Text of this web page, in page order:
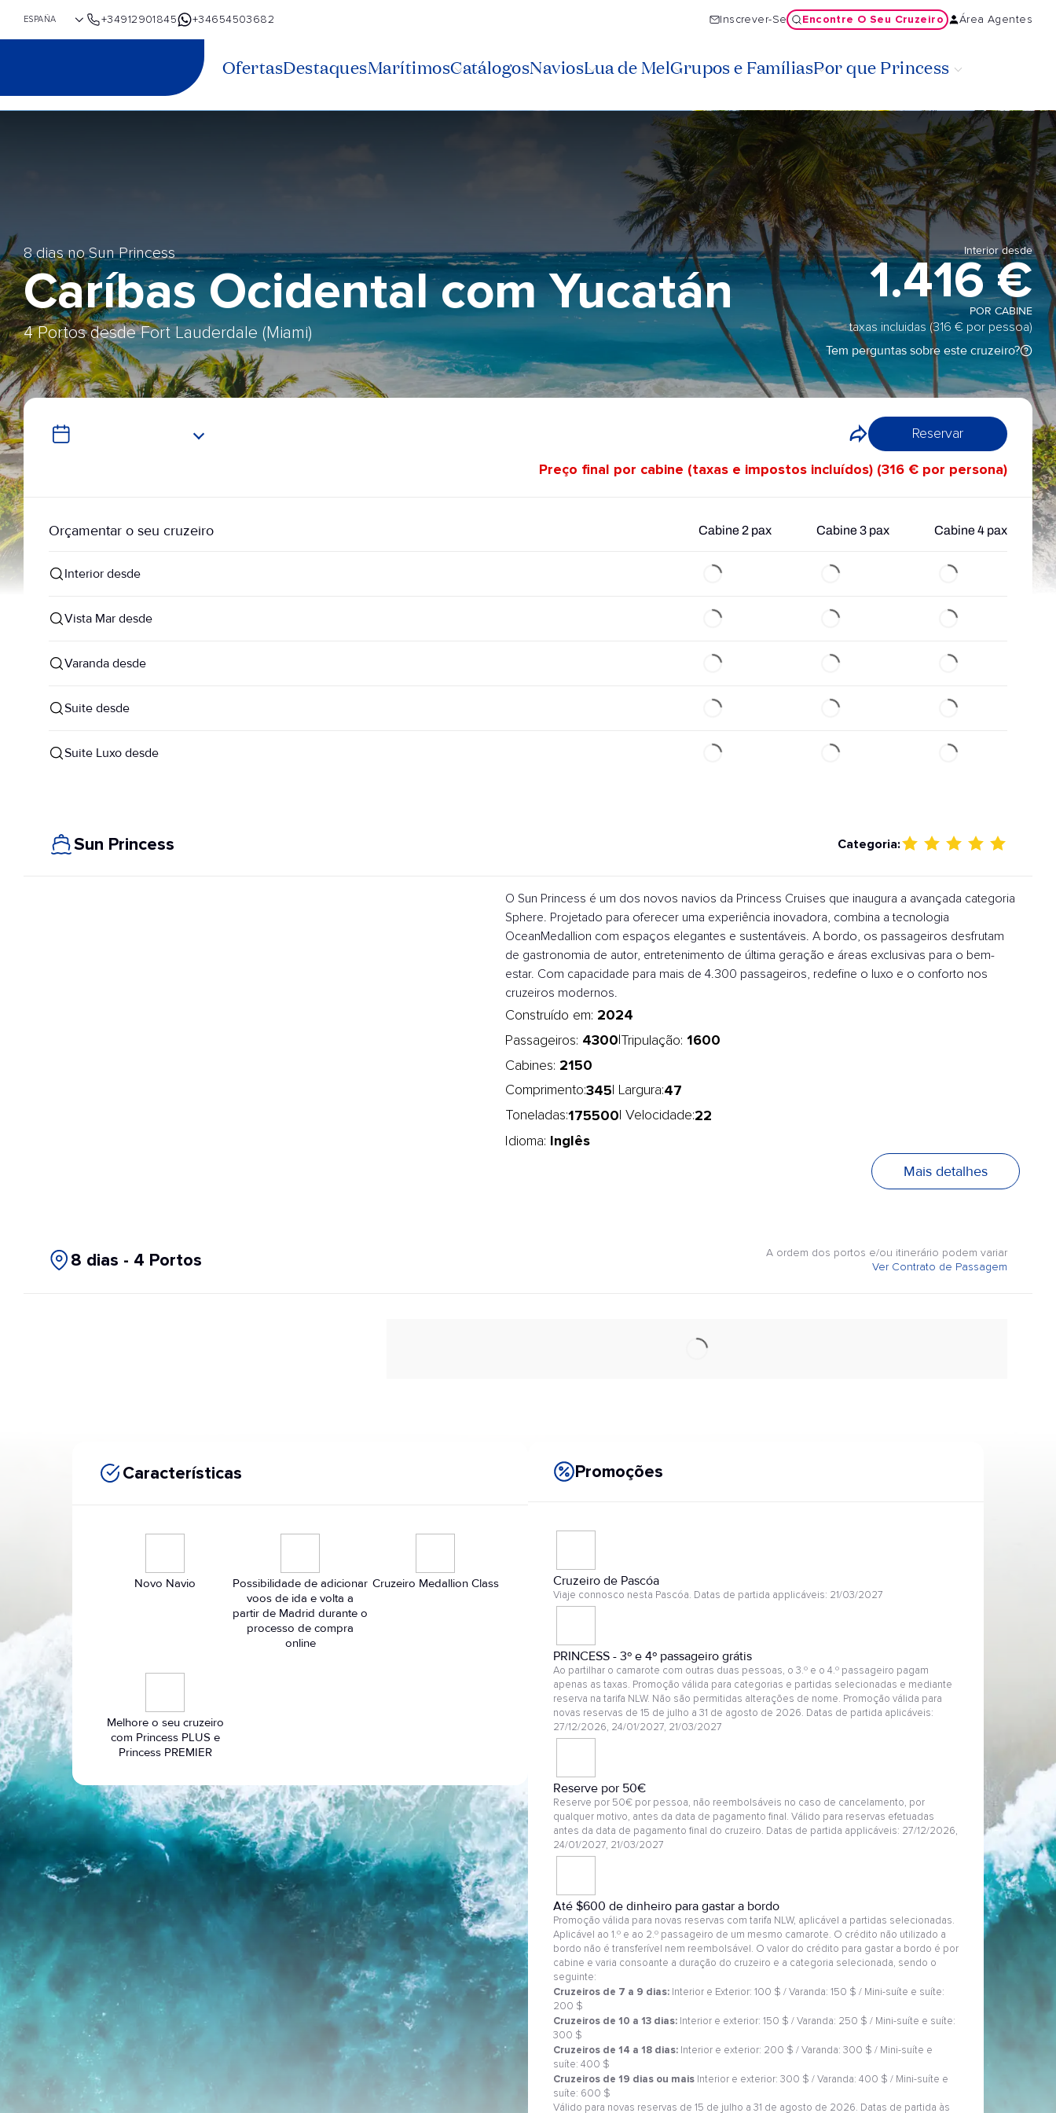
+34912901845 +34654503682 Inscrever-Se Encontre O Seu Cruzeiro Área Agentes
OfertasDestaquesMarítimosCatálogosNaviosLua de MelGrupos e FamíliasPor que Princess
8 dias no Sun Princess
Caríbas Ocidental com Yucatán
4 Portos desde Fort Lauderdale (Miami)
Interior desde
1.416 €
POR CABINE
taxas incluidas (316 € por pessoa)
Tem perguntas sobre este cruzeiro?
Reservar
Preço final por cabine (taxas e impostos incluídos) (316 € por persona)
Orçamentar o seu cruzeiro Cabine 2 pax Cabine 3 pax Cabine 4 pax
Interior desde
Vista Mar desde
Varanda desde
Suite desde
Suite Luxo desde
Sun Princess Categoria:
O Sun Princess é um dos novos navios da Princess Cruises que inaugura a avançada categoria
Sphere. Projetado para oferecer uma experiência inovadora, combina a tecnologia
OceanMedallion com espaços elegantes e sustentáveis. A bordo, os passageiros desfrutam
de gastronomia de autor, entretenimento de última geração e áreas exclusivas para o bem-
estar. Com capacidade para mais de 4.300 passageiros, redefine o luxo e o conforto nos
cruzeiros modernos.
Construído em: 2024
Passageiros: 4300 Tripulação: 1600
Cabines: 2150
Comprimento:345 | Largura:47
Toneladas:175500 | Velocidade:22
Idioma: Inglês
Mais detalhes
8 dias - 4 Portos
A ordem dos portos e/ou itinerário podem variar
Ver Contrato de Passagem
Características
Novo Navio
Possibilidade de adicionar
voos de ida e volta a
partir de Madrid durante o
processo de compra
online
Cruzeiro Medallion Class
Melhore o seu cruzeiro
com Princess PLUS e
Princess PREMIER
Promoções
Cruzeiro de Pascóa
Viaje connosco nesta Pascóa. Datas de partida applicáveis: 21/03/2027
PRINCESS - 3º e 4º passageiro grátis
Ao partilhar o camarote com outras duas pessoas, o 3.º e o 4.º passageiro pagam
apenas as taxas. Promoção válida para categorias e partidas selecionadas e mediante
reserva na tarifa NLW. Não são permitidas alterações de nome. Promoção válida para
novas reservas de 15 de julho a 31 de agosto de 2026. Datas de partida aplicáveis:
27/12/2026, 24/01/2027, 21/03/2027
Reserve por 50€
Reserve por 50€ por pessoa, não reembolsáveis no caso de cancelamento, por
qualquer motivo, antes da data de pagamento final. Válido para reservas efetuadas
antes da data de pagamento final do cruzeiro. Datas de partida applicáveis: 27/12/2026,
24/01/2027, 21/03/2027
Até $600 de dinheiro para gastar a bordo
Promoção válida para novas reservas com tarifa NLW, aplicável a partidas selecionadas.
Aplicável ao 1.º e ao 2.º passageiro de um mesmo camarote. O crédito não utilizado a
bordo não é transferível nem reembolsável. O valor do crédito para gastar a bordo é por
cabine e varia consoante a duração do cruzeiro e a categoria selecionada, sendo o
seguinte:
Cruzeiros de 7 a 9 dias: Interior e Exterior: 100 $ / Varanda: 150 $ / Mini-suíte e suíte:
200 $
Cruzeiros de 10 a 13 dias: Interior e exterior: 150 $ / Varanda: 250 $ / Mini-suíte e suíte:
300 $
Cruzeiros de 14 a 18 dias: Interior e exterior: 200 $ / Varanda: 300 $ / Mini-suíte e
suíte: 400 $
Cruzeiros de 19 dias ou mais Interior e exterior: 300 $ / Varanda: 400 $ / Mini-suíte e
suíte: 600 $
Válido para novas reservas de 15 de julho a 31 de agosto de 2026. Datas de partida às